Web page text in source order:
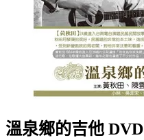
溫泉鄉的吉他 DVD